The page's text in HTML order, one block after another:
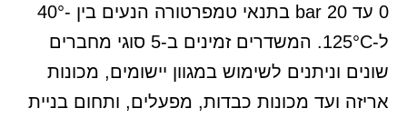
0 עד 20 bar בתנאי טמפרטורה הנעים בין -40°
ל-125°C. המשדרים זמינים ב-5 סוגי מחברים
שונים וניתנים לשימוש במגוון יישומים, מכונות
אריזה ועד מכונות כבדות, מפעלים, ותחום בניית